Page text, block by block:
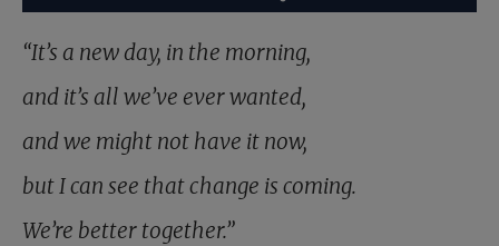
“It’s a new day, in the morning,
and it’s all we’ve ever wanted,
and we might not have it now,
but I can see that change is coming.
We’re better together.”